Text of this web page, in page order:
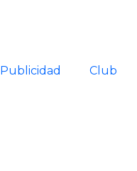
Publicidad Club